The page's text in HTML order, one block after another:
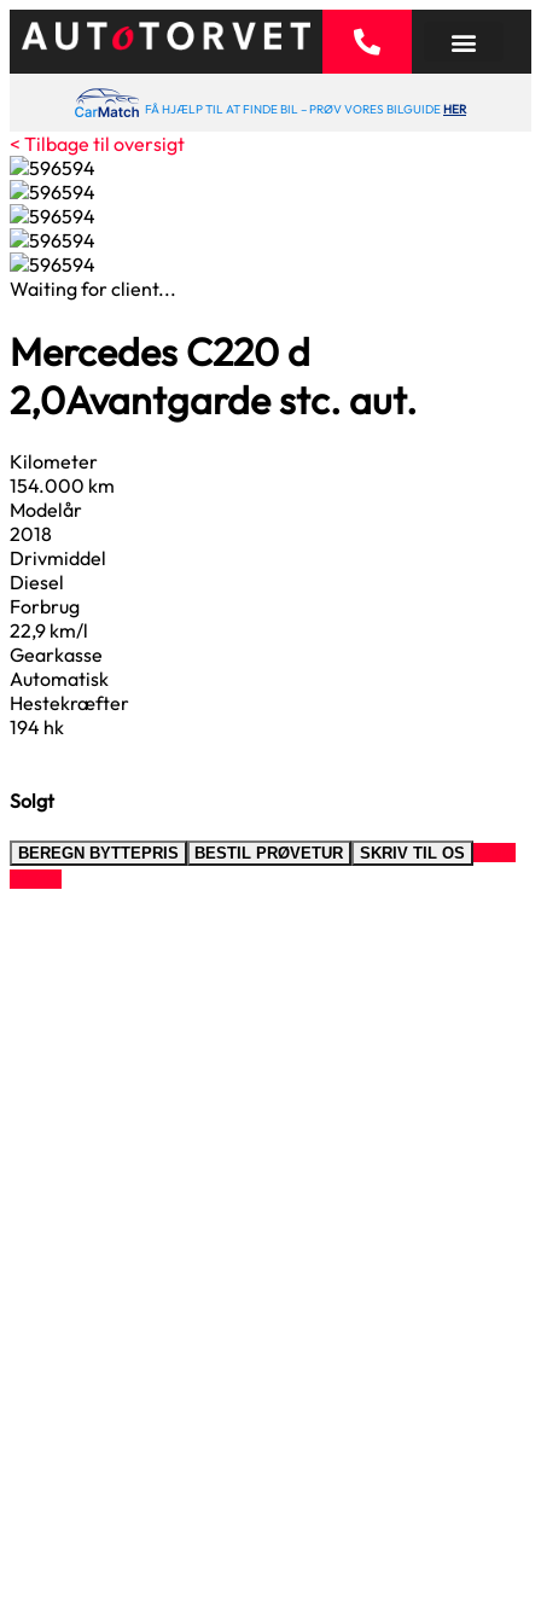
FÅ HJÆLP TIL AT FINDE BIL – PRØV VORES BILGUIDEHER
< Tilbage til oversigt
Waiting for client...
Mercedes C220 d
2,0Avantgarde stc. aut.
Kilometer
154.000 km
Modelår
2018
Drivmiddel
Diesel
Forbrug
22,9 km/l
Gearkasse
Automatisk
Hestekræfter
194 hk
Solgt
BEREGN BYTTEPRIS BESTIL PRØVETUR SKRIV TIL OS